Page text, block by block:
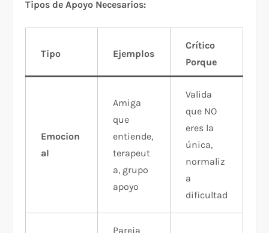
Tipos de Apoyo Necesarios:
Tipo Ejemplos
Crítico
Porque
Emocion
al
Amiga
que
entiende,
terapeut
a, grupo
apoyo
Valida
que NO
eres la
única,
normaliz
a
dificultad
Pareja